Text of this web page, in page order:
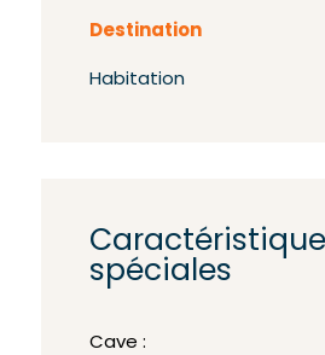
Destination
Habitation
spéciales
Cave :